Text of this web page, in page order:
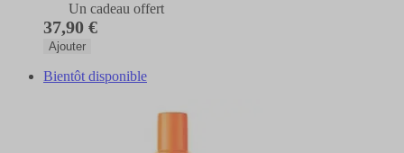
Un cadeau offert
37,90 €
Ajouter
Bientôt disponible